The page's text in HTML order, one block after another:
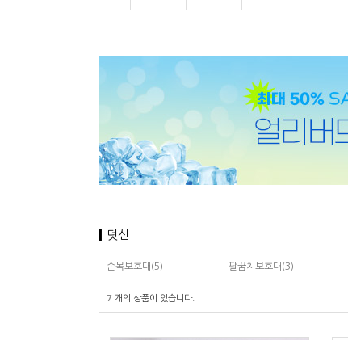
덧신
손목보호대(5) 팔꿈치보호대(3)
7 개의 상품이 있습니다.